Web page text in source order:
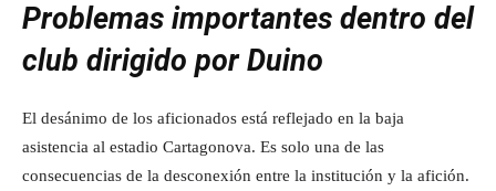
Problemas importantes dentro del
club dirigido por Duino
El desánimo de los aficionados está reflejado en la baja
asistencia al estadio Cartagonova. Es solo una de las
consecuencias de la desconexión entre la institución y la afición.